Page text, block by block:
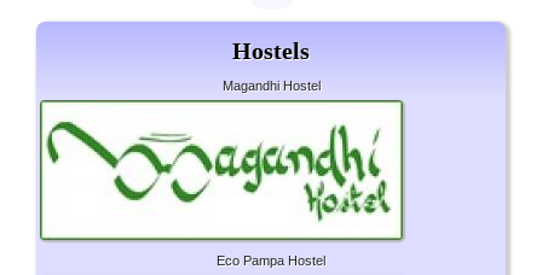
Hostels
Magandhi Hostel
Eco Pampa Hostel